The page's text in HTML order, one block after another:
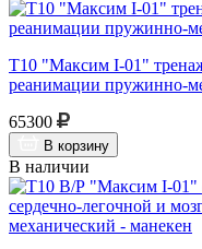
Т10 "Максим I-01"
реанимации пружинно-
65300
В корзину
В наличии